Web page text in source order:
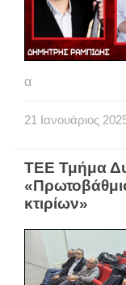
α
21 Ιανουάριος
ΤΕΕ Τμήμα
κτιρίων»